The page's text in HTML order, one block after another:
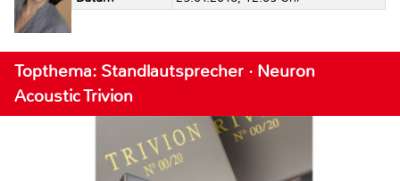
Topthema: Standlautsprecher · Neuron
Acoustic Trivion